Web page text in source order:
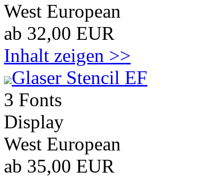
West European
ab 32,00 EUR
Inhalt zeigen >>
Glaser Stencil EF
3 Fonts
Display
West European
ab 35,00 EUR